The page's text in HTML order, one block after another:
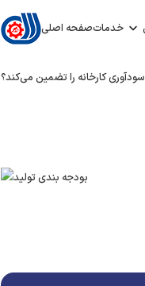
صفحه اصلیخدمات
کارخانه را تضمین می‌کند؟